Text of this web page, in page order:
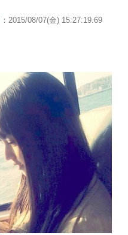
：2015/08/07(金) 15:27:19.69